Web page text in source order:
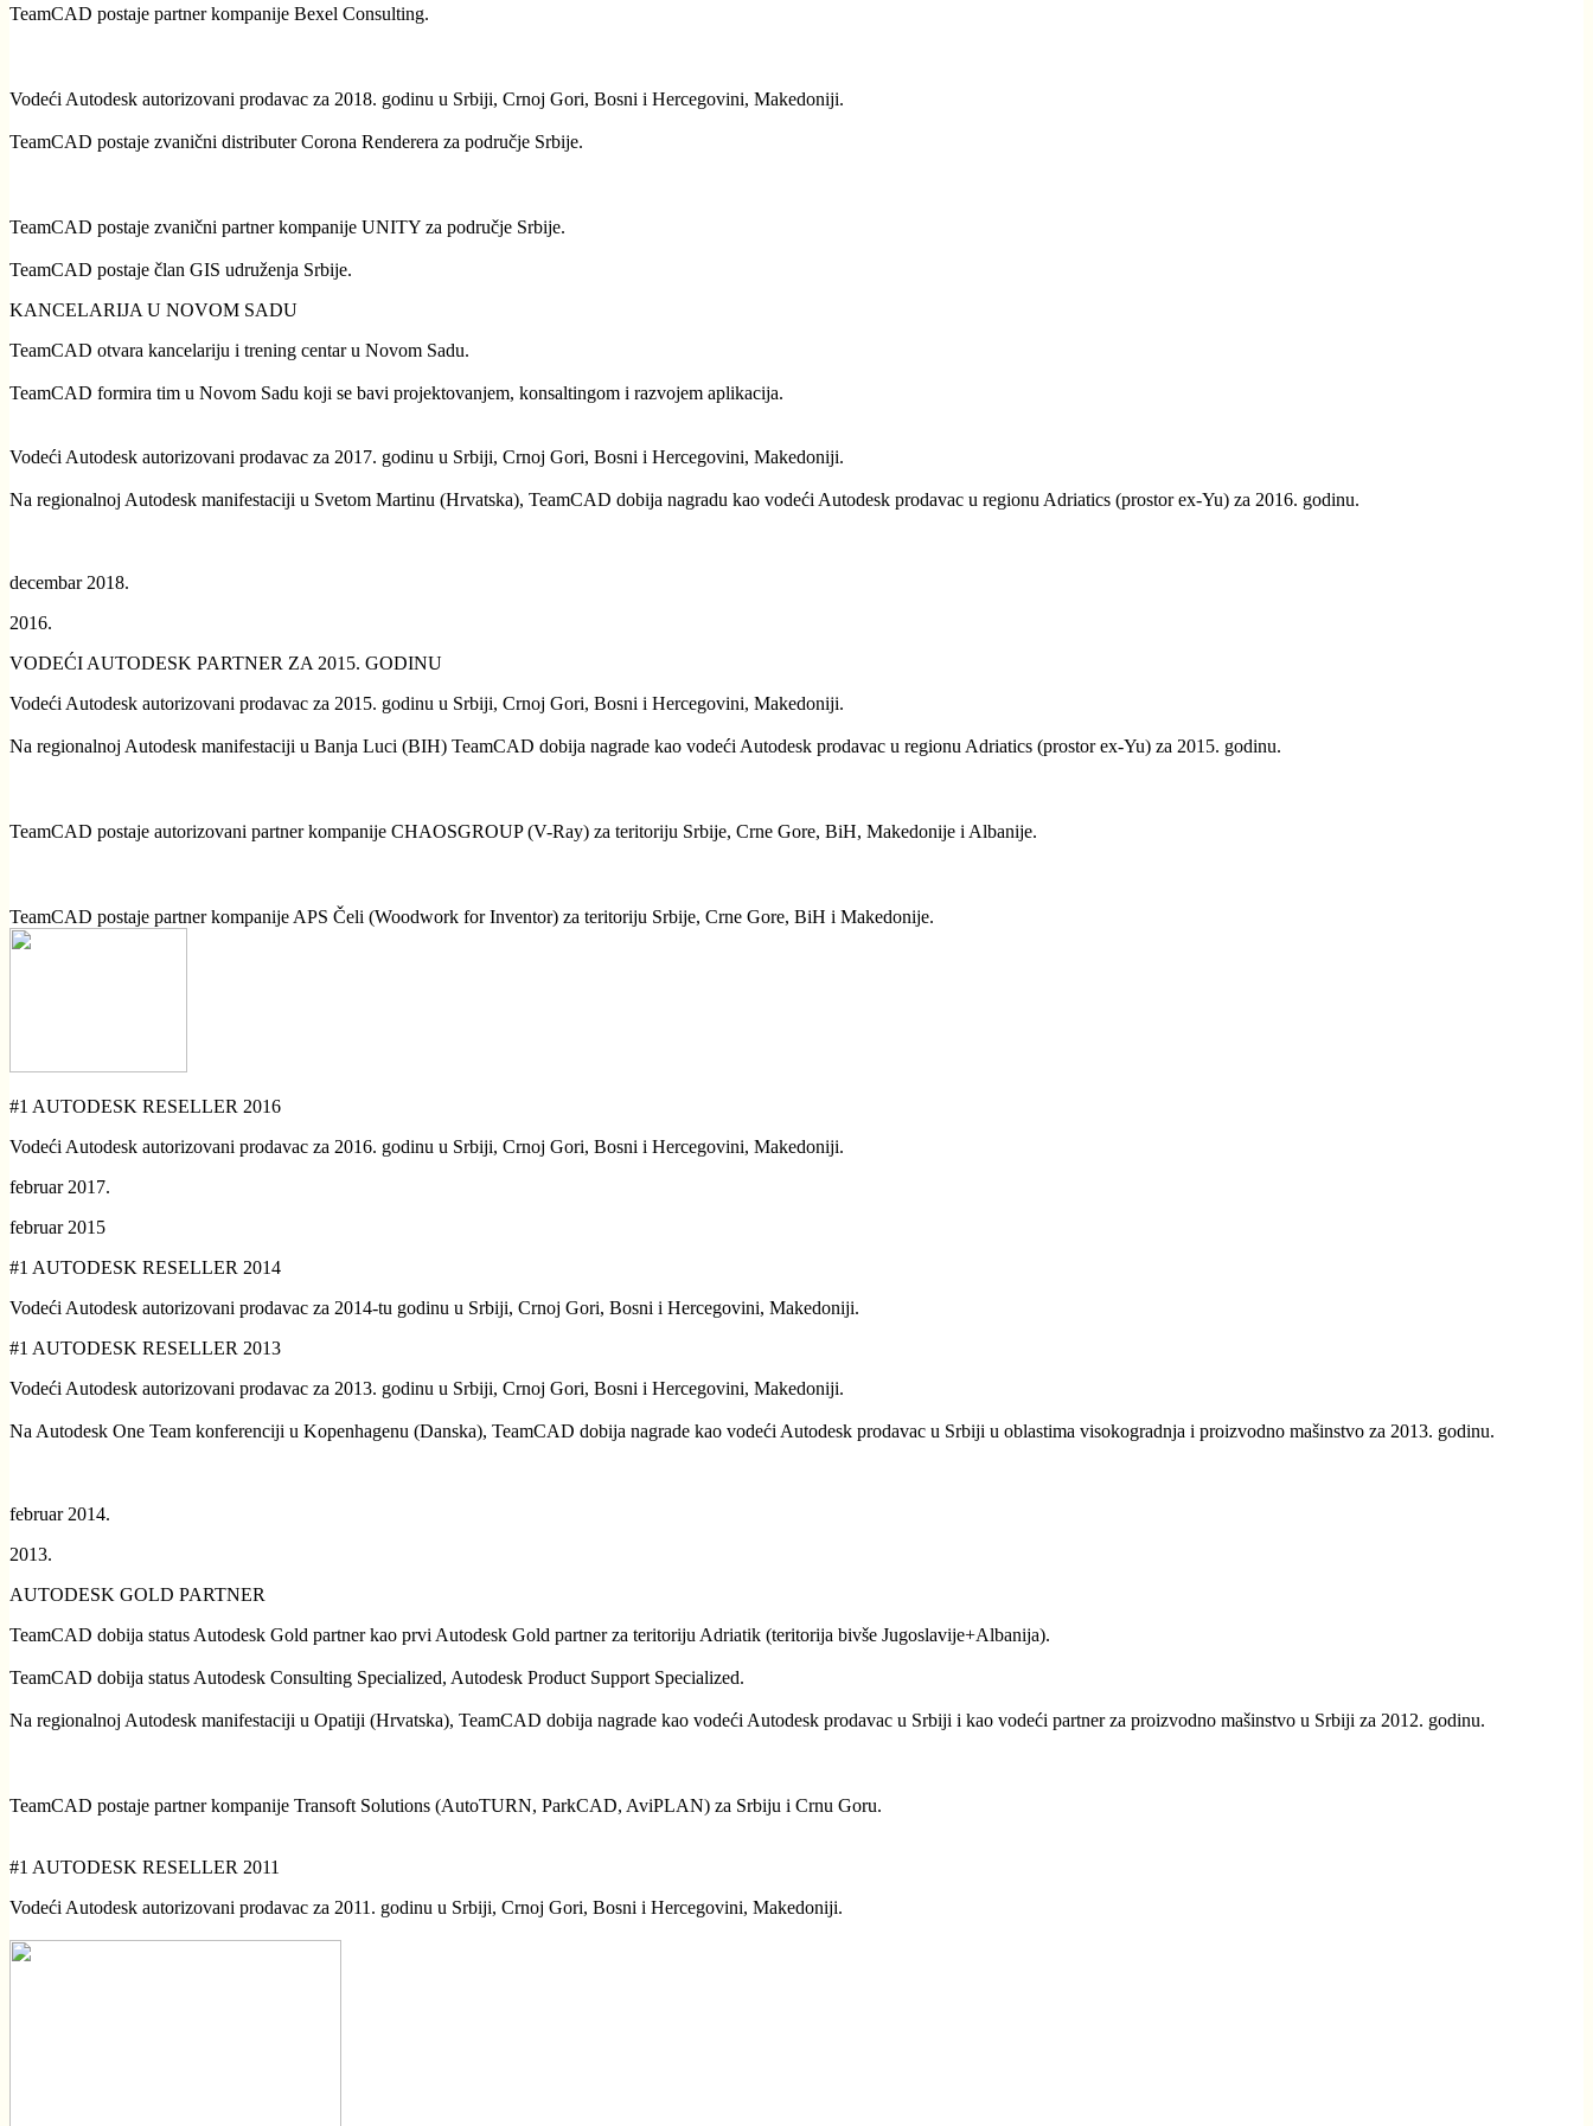
TeamCAD postaje partner kompanije Bexel Consulting.
Vodeći Autodesk autorizovani prodavac za 2018. godinu u Srbiji, Crnoj Gori, Bosni i Hercegovini, Makedoniji.
TeamCAD postaje zvanični distributer Corona Renderera za područje Srbije.
TeamCAD postaje zvanični partner kompanije UNITY za područje Srbije.
TeamCAD postaje član GIS udruženja Srbije.
KANCELARIJA U NOVOM SADU
TeamCAD otvara kancelariju i trening centar u Novom Sadu.
TeamCAD formira tim u Novom Sadu koji se bavi projektovanjem, konsaltingom i razvojem aplikacija.
Vodeći Autodesk autorizovani prodavac za 2017. godinu u Srbiji, Crnoj Gori, Bosni i Hercegovini, Makedoniji.
Na regionalnoj Autodesk manifestaciji u Svetom Martinu (Hrvatska), TeamCAD dobija nagradu kao vodeći Autodesk prodavac u regionu Adriatics (prostor ex-Yu) za 2016. godinu.
decembar 2018.
2016.
VODEĆI AUTODESK PARTNER ZA 2015. GODINU
Vodeći Autodesk autorizovani prodavac za 2015. godinu u Srbiji, Crnoj Gori, Bosni i Hercegovini, Makedoniji.
Na regionalnoj Autodesk manifestaciji u Banja Luci (BIH) TeamCAD dobija nagrade kao vodeći Autodesk prodavac u regionu Adriatics (prostor ex-Yu) za 2015. godinu.
TeamCAD postaje autorizovani partner kompanije CHAOSGROUP (V-Ray) za teritoriju Srbije, Crne Gore, BiH, Makedonije i Albanije.
TeamCAD postaje partner kompanije APS Čeli (Woodwork for Inventor) za teritoriju Srbije, Crne Gore, BiH i Makedonije.
#1 AUTODESK RESELLER 2016
Vodeći Autodesk autorizovani prodavac za 2016. godinu u Srbiji, Crnoj Gori, Bosni i Hercegovini, Makedoniji.
februar 2017.
februar 2015
#1 AUTODESK RESELLER 2014
Vodeći Autodesk autorizovani prodavac za 2014-tu godinu u Srbiji, Crnoj Gori, Bosni i Hercegovini, Makedoniji.
#1 AUTODESK RESELLER 2013
Vodeći Autodesk autorizovani prodavac za 2013. godinu u Srbiji, Crnoj Gori, Bosni i Hercegovini, Makedoniji.
Na Autodesk One Team konferenciji u Kopenhagenu (Danska), TeamCAD dobija nagrade kao vodeći Autodesk prodavac u Srbiji u oblastima visokogradnja i proizvodno mašinstvo za 2013. godinu.
februar 2014.
2013.
AUTODESK GOLD PARTNER
TeamCAD dobija status Autodesk Gold partner kao prvi Autodesk Gold partner za teritoriju Adriatik (teritorija bivše Jugoslavije+Albanija).
TeamCAD dobija status Autodesk Consulting Specialized, Autodesk Product Support Specialized.
Na regionalnoj Autodesk manifestaciji u Opatiji (Hrvatska), TeamCAD dobija nagrade kao vodeći Autodesk prodavac u Srbiji i kao vodeći partner za proizvodno mašinstvo u Srbiji za 2012. godinu.
TeamCAD postaje partner kompanije Transoft Solutions (AutoTURN, ParkCAD, AviPLAN) za Srbiju i Crnu Goru.
#1 AUTODESK RESELLER 2011
Vodeći Autodesk autorizovani prodavac za 2011. godinu u Srbiji, Crnoj Gori, Bosni i Hercegovini, Makedoniji.